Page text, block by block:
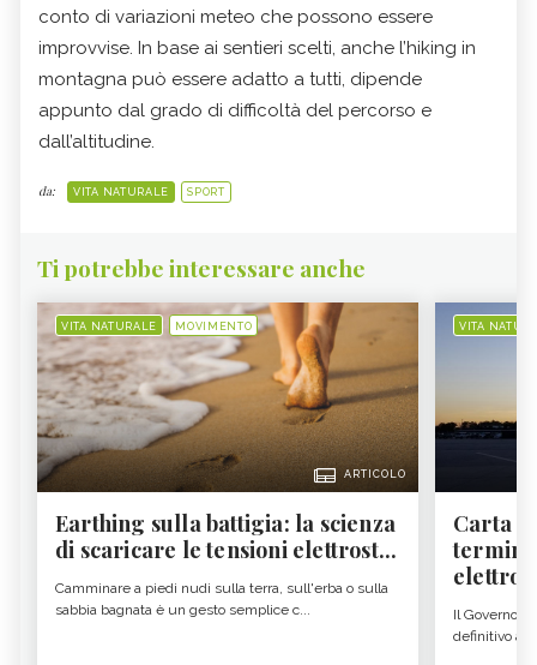
conto di variazioni meteo che possono essere
improvvise. In base ai sentieri scelti, anche l’hiking in
montagna può essere adatto a tutti, dipende
appunto dal grado di difficoltà del percorso e
dall’altitudine.
da: VITA NATURALE SPORT
Ti potrebbe interessare anche
VITA NATURALE MOVIMENTO
ARTICOLO
Earthing sulla battigia: la scienza
di scaricare le tensioni elettrost...
Camminare a piedi nudi sulla terra, sull'erba o sulla
sabbia bagnata è un gesto semplice c...
VITA
Carta
Il Governo
definitivo